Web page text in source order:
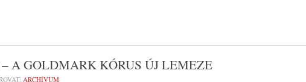
A GOLDMARK KÓRUS ÚJ LEMEZE
ARCHÍVUM